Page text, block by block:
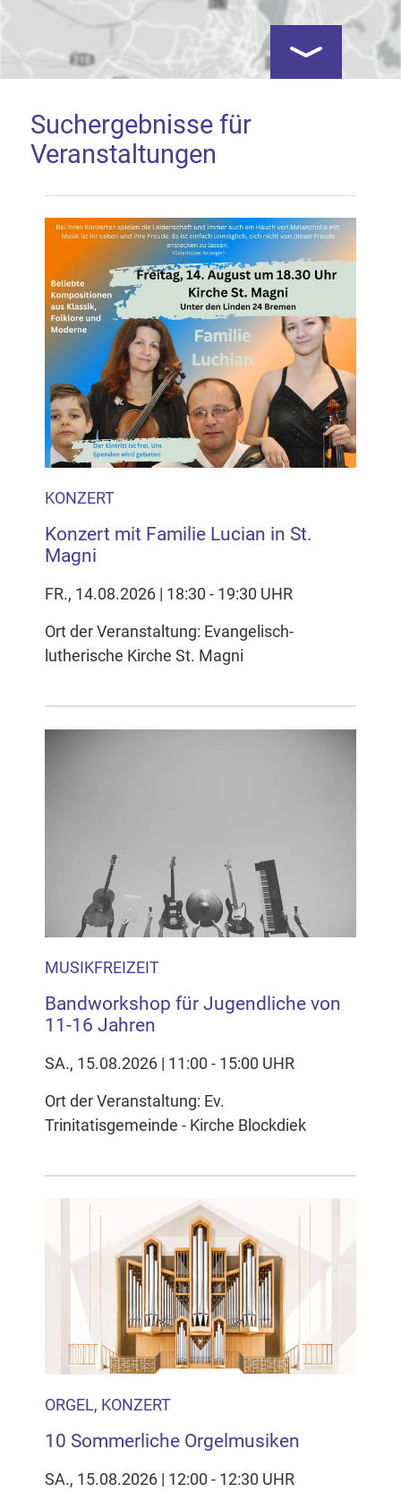
Google Map laden
Mit dem Laden der Karte akzeptieren Sie, dass die
Anwendung Google Maps beim Aktivieren von
Inhalten Cookies auf Ihrem Gerät setzt, z.B. zwecks
Reichweitenmessung und profilbasierter Werbung.
zur Datenschutzerklärung
Hier können Sie Ihre Cookie-
Einstellungen anpassen
Kartenansicht
Suchergebnisse für
Veranstaltungen
KONZERT
Konzert mit Familie Lucian in St.
Magni
FR., 14.08.2026 | 18:30 - 19:30 UHR
Ort der Veranstaltung: Evangelisch-
lutherische Kirche St. Magni
MUSIKFREIZEIT
Bandworkshop für Jugendliche von
11-16 Jahren
SA., 15.08.2026 | 11:00 - 15:00 UHR
Ort der Veranstaltung: Ev.
Trinitatisgemeinde - Kirche Blockdiek
ORGEL, KONZERT
10 Sommerliche Orgelmusiken
SA., 15.08.2026 | 12:00 - 12:30 UHR